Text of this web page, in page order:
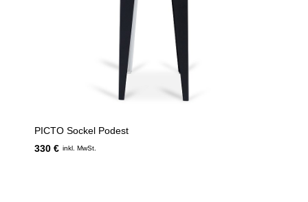
PICTO Sockel Podest
330 € inkl. MwSt.